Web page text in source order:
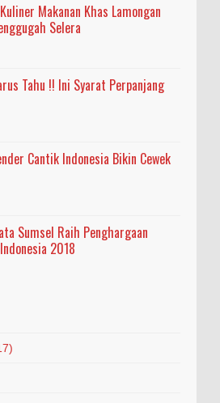
Makanan Khas Lamongan
Selera
Tahu !! Ini Syarat Perpanjang
Cantik Indonesia Bikin Cewek
Sumsel Raih Penghargaan
2018